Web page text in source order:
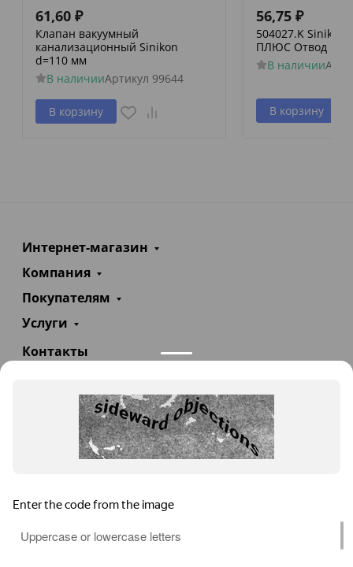
61,60 ₽
Клапан вакуумный
канализационный Sinikon
d=110 мм
В наличииАртикул 99644
В корзину
56,75 ₽
504027.K
ПЛЮС Отвод D
В наличии
В корзину
Интернет-магазин
Компания
Покупателям
Услуги
Контакты
info@teploexpert.com
Пн—Сб 09:00 – 18:00
TeploExpert.com © 2008 - 2026 Оборудование для
систем отопления, водоснабжения, канализации